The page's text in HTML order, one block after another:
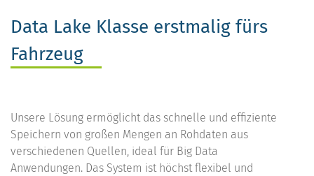
Data Lake Klasse erstmalig fürs
Fahrzeug
Unsere Lösung ermöglicht das schnelle und effiziente
Speichern von großen Mengen an Rohdaten aus
verschiedenen Quellen, ideal für Big Data
Anwendungen. Das System ist höchst flexibel und